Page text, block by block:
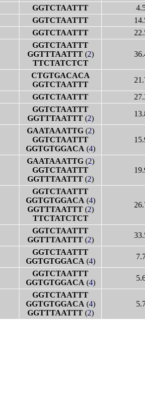
GGTCTAATTT
GGTCTAATTT
GGTCTAATTT
GGTCTAATTT
GGTTTAATTT(2)
TTCTATCTCT
CTGTGACACA
GGTCTAATTT
GGTCTAATTT
GGTCTAATTT
GGTTTAATTT(2)
GAATAAATTG(2)
GGTCTAATTT
GGTGTGGACA (4)
GAATAAATTG(2)
GGTCTAATTT
GGTTTAATTT(2)
GGTCTAATTT
GGTGTGGACA (4)
GGTTTAATTT(2)
TTCTATCTCT
GGTCTAATTT
GGTTTAATTT(2)
GGTCTAATTT
GGTGTGGACA (4)
GGTCTAATTT
GGTGTGGACA (4)
GGTCTAATTT
GGTGTGGACA (4)
GGTTTAATTT(2)